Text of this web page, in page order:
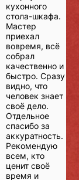
кухонного
стола-шкафа.
Мастер
приехал
вовремя, всё
собрал
качественно и
быстро. Сразу
видно, что
человек знает
своё дело.
Отдельное
спасибо за
аккуратность.
Рекомендую
всем, кто
ценит своё
время и